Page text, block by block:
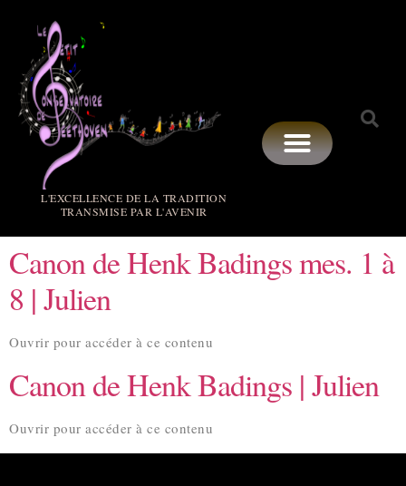
L'EXCELLENCE DE LA TRADITION
TRANSMISE PAR L'AVENIR
Canon de Henk Badings mes. 1 à
8 | Julien
Ouvrir pour accéder à ce contenu
Canon de Henk Badings | Julien
Ouvrir pour accéder à ce contenu